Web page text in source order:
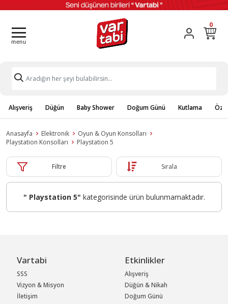
0
Alışveriş Düğün Baby Shower Doğum Günü Kutlama
Anasayfa Elektronik
Oyun & Oyun Konsolları
Playstation Konsolları
Playstation 5
Filtre Sırala
" Playstation 5" kategorisinde ürün bulunmamaktadır.
Vartabi
SSS
Vizyon & Misyon
İletişim
Etkinlikler
Alışveriş
Düğün & Nikah
Doğum Günü